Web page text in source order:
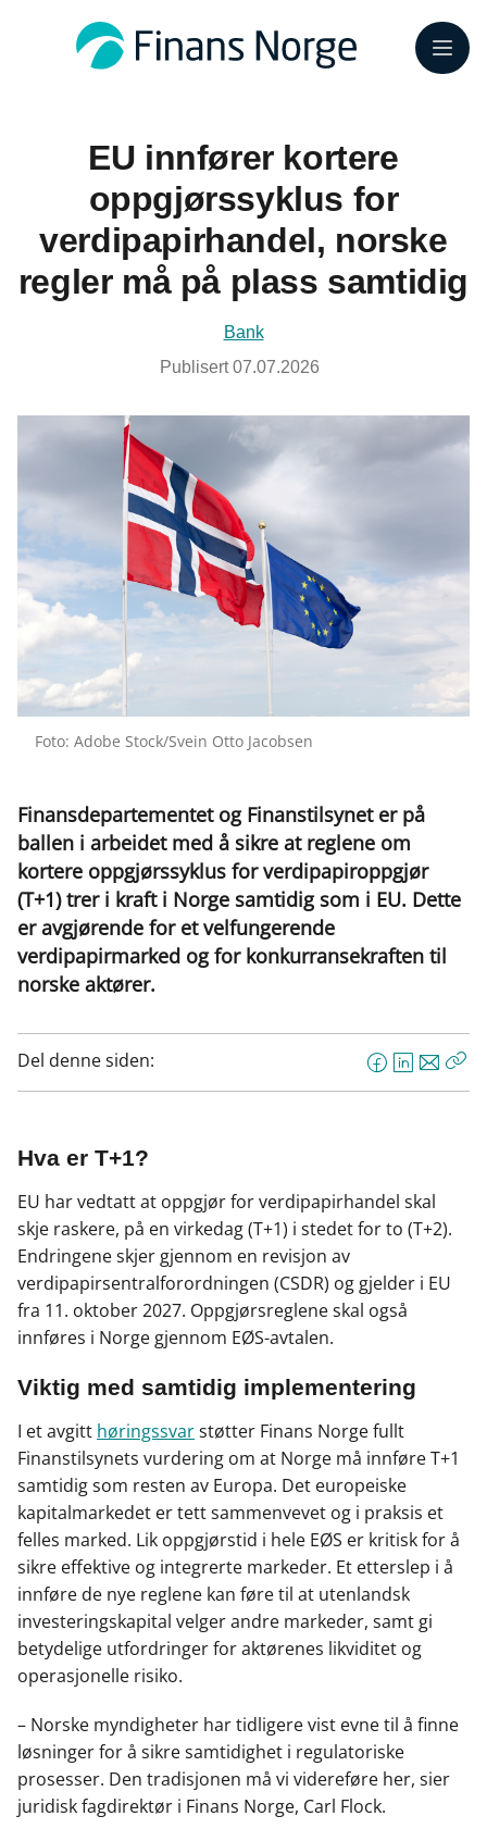
Meny
EU innfører kortere
oppgjørssyklus for
verdipapirhandel, norske
regler må på plass samtidig
Bank
Publisert07.07.2026
Foto: Adobe Stock/Svein Otto Jacobsen
Finansdepartementet og Finanstilsynet er på
ballen i arbeidet med å sikre at reglene om
kortere oppgjørssyklus for verdipapiroppgjør
(T+1) trer i kraft i Norge samtidig som i EU. Dette
er avgjørende for et velfungerende
verdipapirmarked og for konkurransekraften til
norske aktører.
Del denne siden:
F
o
o
L
d
I
E
t
Hva er T+1?
EU har vedtatt at oppgjør for verdipapirhandel skal
skje raskere, på en virkedag (T+1) i stedet for to (T+2).
Endringene skjer gjennom en revisjon av
verdipapirsentralforordningen (CSDR) og gjelder i EU
fra 11. oktober 2027. Oppgjørsreglene skal også
innføres i Norge gjennom EØS-avtalen.
Viktig med samtidig implementering
I et avgitt høringssvarstøtter Finans Norge fullt
Finanstilsynets vurdering om at Norge må innføre T+1
samtidig som resten av Europa. Det europeiske
kapitalmarkedet er tett sammenvevet og i praksis et
felles marked. Lik oppgjørstid i hele EØS er kritisk for å
sikre effektive og integrerte markeder. Et etterslep i å
innføre de nye reglene kan føre til at utenlandsk
investeringskapital velger andre markeder, samt gi
betydelige utfordringer for aktørenes likviditet og
operasjonelle risiko.
– Norske myndigheter har tidligere vist evne til å finne
løsninger for å sikre samtidighet i regulatoriske
prosesser. Den tradisjonen må vi videreføre her, sier
juridisk fagdirektør i Finans Norge, Carl Flock.